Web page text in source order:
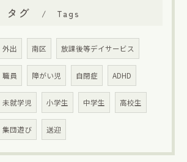
タグ Tags
外出 南区 放課後等デイサービス
職員 障がい児 自閉症 ADHD
未就学児 小学生 中学生 高校生
集団遊び 送迎